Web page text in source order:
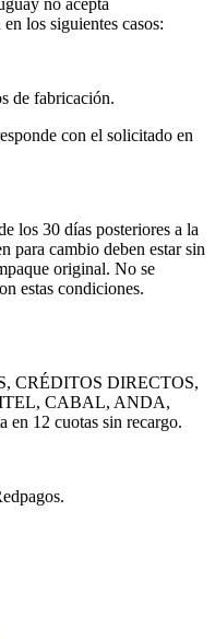
los siguientes casos:
de fabricación.
con el solicitado en
los 30 días posteriores a la
para cambio deben estar sin
original. No se
estas condiciones.
CRÉDITOS DIRECTOS,
CABAL, ANDA,
12 cuotas sin recargo.